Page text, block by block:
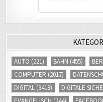
DIGITAL(3418) DIGITALE
EVANGELISCH(244)
FERNVERKEHR(242) FLUCHT
GEHEIMDIENST/SPIONAGE
(227)
INTERNET(2671)
ISRAEL (286) JOURNALISMUS
KOMMENTAR(313)